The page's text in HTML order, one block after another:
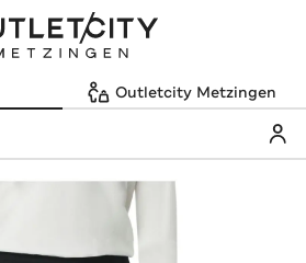
Outletcity Metzingen